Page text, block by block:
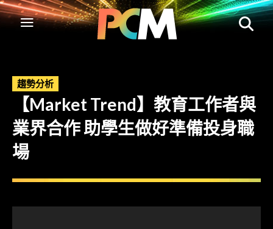
趨勢分析
【Market Trend】教育工作者與
業界合作 助學生做好準備投身職
場